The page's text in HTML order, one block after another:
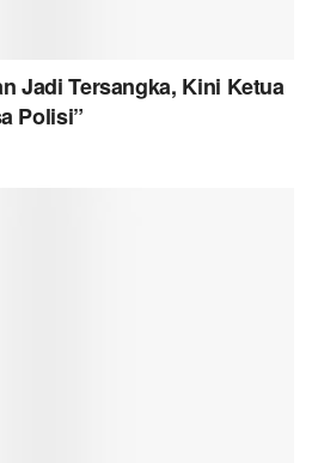
Jadi Tersangka, Kini Ketua
Polisi”